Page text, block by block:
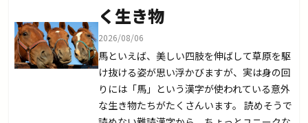
く生き物
2026/08/06
馬といえば、美しい四肢を伸ばして草原を駆
け抜ける姿が思い浮かびますが、実は身の回
りには「馬」という漢字が使われている意外
な生き物たちがたくさんいます。 読めそうで